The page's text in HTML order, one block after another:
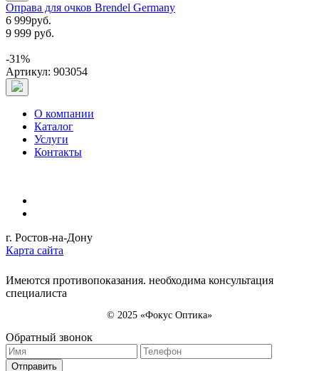
Оправа для очков Brendel Germany
6 999руб.
9 999 руб.
-31%
Артикул: 903054
О компании
Каталог
Услуги
Контакты
г. Ростов-на-Дону
Карта сайта
Имеются противопоказания. необходима консультация
специалиста
© 2025 «Фокус Оптика»
Обратный звонок
Отправить